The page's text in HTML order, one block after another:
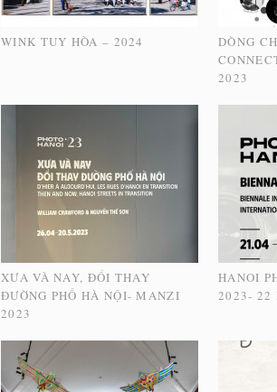
WINK TUY HÒA – 2024
DÒNG
2023
XƯA VÀ NAY, ĐỔI THAY
ĐƯỜNG PHỐ HÀ NỘI- MANZI
2023
HANOI
2023- 22